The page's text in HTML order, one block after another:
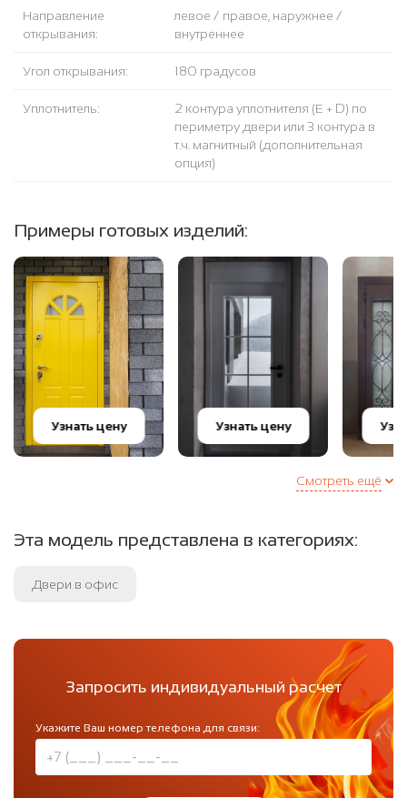
Направление
открывания:
левое / правое, наружнее /
внутреннее
Угол открывания: 180 градусов
Уплотнитель:
2 контура уплотнителя (Е + D) по
периметру двери или 3 контура в
т.ч. магнитный (дополнительная
опция)
Примеры готовых изделий:
Узнать цену Узнать цену
Смотреть ещё
Эта модель представлена в категориях:
Двери в офис
Запросить индивидуальный расчет
Укажите Ваш номер телефона для связи: